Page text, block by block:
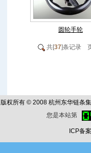
圆轮手轮
共[37]条记录
版权所有 © 2008 杭州东华链条
您是本站第
ICP备